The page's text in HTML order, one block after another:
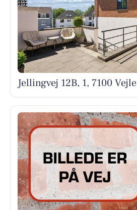
Jellingvej 12B, 1, 7100 Vejle